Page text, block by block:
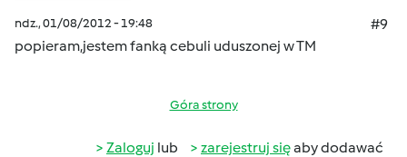
ndz., 01/08/2012 - 19:48
#9
popieram,jestem fanką cebuli uduszonej w TM
Góra strony
Zaloguj lub zarejestruj sięaby dodawać